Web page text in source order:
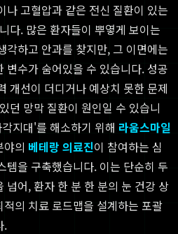
나 고혈압과 같은 전신 질환이 있는
다. 많은 환자들이 뿌옇게 보이는
각하고 안과를 찾지만, 그 이면에는
변수가 숨어있을 수 있습니다. 성공
개선이 더디거나 예상치 못한 문제
던 망막 질환이 원인일 수 있습니
지대'를 해소하기 위해 라움스마일
야의 베테랑 의료진이 참여하는 심
템을 구축했습니다. 이는 단순히 두
넘어, 환자 한 분 한 분의 눈 건강 상
의 치료 로드맵을 설계하는 포괄
.